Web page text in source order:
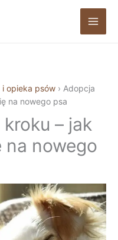
i opieka psów › Adopcja
na nowego psa
– jak
nowego